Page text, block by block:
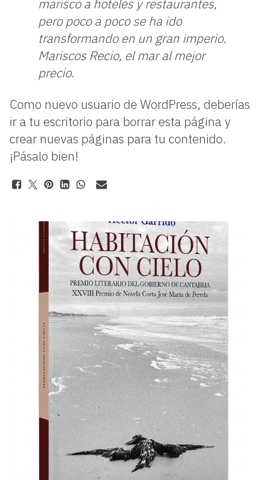
marisco a hoteles y restaurantes,
pero poco a poco se ha ido
transformando en un gran imperio.
Mariscos Recio, el mar al mejor
precio.
Como nuevo usuario de WordPress, deberías
ir a tu escritorio para borrar esta página y
crear nuevas páginas para tu contenido.
¡Pásalo bien!